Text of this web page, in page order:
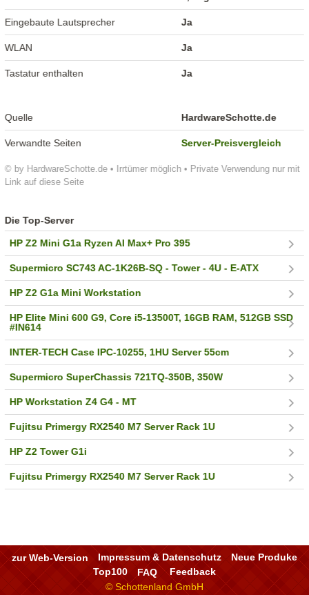
© by HardwareSchotte.de • Irrtümer möglich • Private Verwendung nur mit
Link auf diese Seite
Eingebaute Lautsprecher Ja
WLAN Ja
Tastatur enthalten Ja
Quelle HardwareSchotte.de
Verwandte Seiten Server-Preisvergleich
Die Top-Server
HP Z2 Mini G1a Ryzen AI Max+ Pro 395
Supermicro SC743 AC-1K26B-SQ - Tower - 4U - E-ATX
HP Z2 G1a Mini Workstation
HP Elite Mini 600 G9, Core i5-13500T, 16GB RAM, 512GB SSD
#IN614
INTER-TECH Case IPC-10255, 1HU Server 55cm
Supermicro SuperChassis 721TQ-350B, 350W
HP Workstation Z4 G4 - MT
Fujitsu Primergy RX2540 M7 Server Rack 1U
HP Z2 Tower G1i
Fujitsu Primergy RX2540 M7 Server Rack 1U
zur Web-Version Impressum & Datenschutz
Neue Produke
Top100
FAQ
Feedback
© Schottenland GmbH